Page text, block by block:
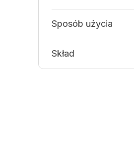
Sposób użycia
Skład